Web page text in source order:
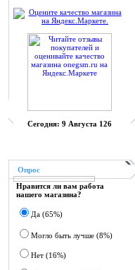
Сегодня: 9 Августа 126
Опрос
Нравится ли вам работа
нашего магазина?
Да (65%)
Могло быть лучше (8%)
Нет (16%)